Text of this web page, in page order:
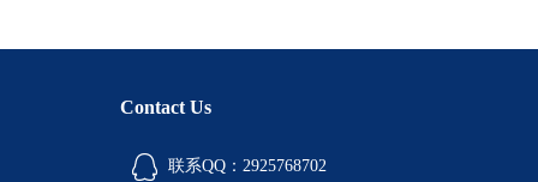
Contact Us
联系QQ：2925768702